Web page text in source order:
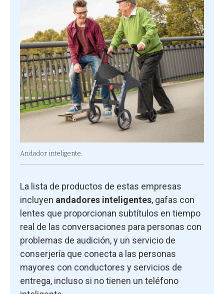
Andador inteligente.
La lista de productos de estas empresas
incluyen andadores inteligentes, gafas con
lentes que proporcionan subtítulos en tiempo
real de las conversaciones para personas con
problemas de audición, y un servicio de
conserjería que conecta a las personas
mayores con conductores y servicios de
entrega, incluso si no tienen un teléfono